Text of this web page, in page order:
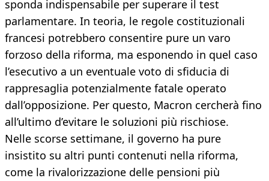
sponda indispensabile per superare il test
parlamentare. In teoria, le regole costituzionali
francesi potrebbero consentire pure un varo
forzoso della riforma, ma esponendo in quel caso
l’esecutivo a un eventuale voto di sfiducia di
rappresaglia potenzialmente fatale operato
dall’opposizione. Per questo, Macron cercherà fino
all’ultimo d’evitare le soluzioni più rischiose.
Nelle scorse settimane, il governo ha pure
insistito su altri punti contenuti nella riforma,
come la rivalorizzazione delle pensioni più